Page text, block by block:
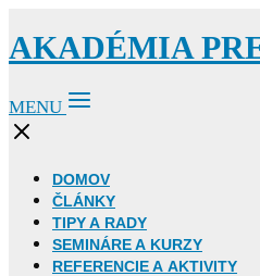
AKADÉMIA
MENU
DOMOV
ČLÁNKY
TIPY A RADY
SEMINÁRE A KURZY
REFERENCIE A AKTIVITY